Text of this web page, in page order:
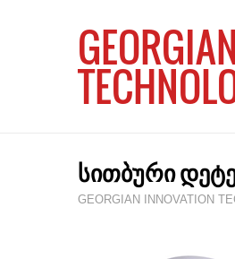
სითბური
GEORGIAN INNOVATION